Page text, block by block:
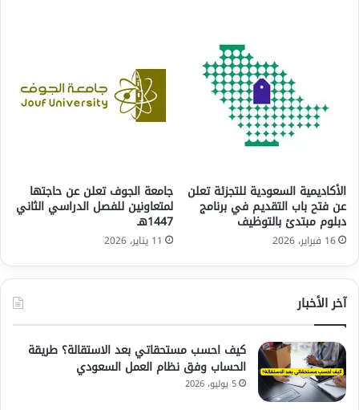
الأكاديمية السعودية للتجزئة تعلن
عن فتح باب التقديم في برنامج
دبلوم مبتدئ بالتوظيف
16 فبراير، 2026
جامعة الجوف تعلن عن حاجتها
لمتعاونين للفصل الدراسي الثاني
1447هـ
11 يناير، 2026
آخر الأخبار
كيف احسب مستحقاتي بعد الاستقالة؟ طريقة
الحساب وفق نظام العمل السعودي
5 يوليو، 2026